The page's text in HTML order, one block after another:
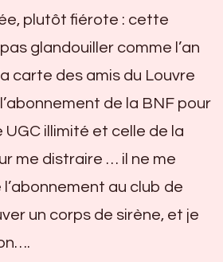
plutôt fiérote : cette
glandouiller comme l’an
carte des amis du Louvre
de la BNF pour
illimité et celle de la
me distraire … il ne me
au club de
un corps de sirène, et je